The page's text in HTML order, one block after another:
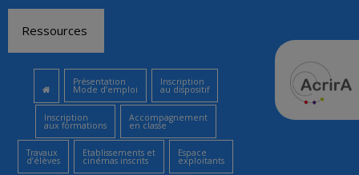
contenu
Ressources
Présentation
Mode d’emploi
Inscription
au dispositif
Inscription
aux formations
Accompagnement
en classe
Travaux
d’élèves
Etablissements et
cinémas inscrits
Espace
exploitants